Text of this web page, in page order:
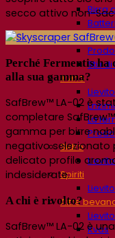
Birra
Batteri
La
Stili
Il vino
Enzimi
La
Sidro
Spiriti
Altre
Kvas
secco attivo non-
Perché Fermentis ha
alla sua gamma?
SafBrew™ LA-02 è
completare
gamma per birre
negativo selezionato
delicato profilo
indesiderate.
A chi è rivolto?
SafBrew™ LA-02 è